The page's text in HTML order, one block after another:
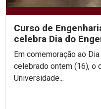
Curso de
celebra Dia do
roda de diálogo
Em comemoração ao
celebrado ontem (16), o
Universidade...